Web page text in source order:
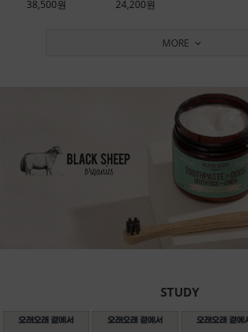
38,500원
24,200원
MORE
STUDY